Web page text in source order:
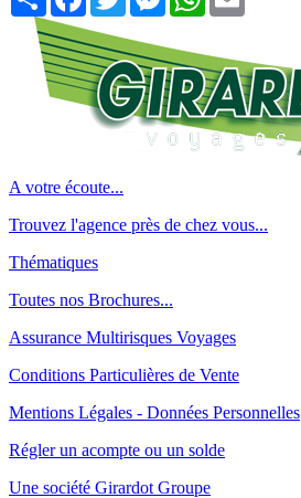
A votre écoute...
Trouvez l'agence près de chez vous...
Thématiques
Toutes nos Brochures...
Assurance Multirisques Voyages
Conditions Particulières de Vente
Mentions Légales - Données Personnelles
Régler un acompte ou un solde
Une société Girardot Groupe